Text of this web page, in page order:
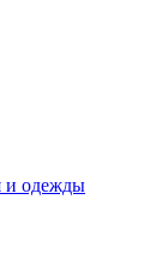
и одежды